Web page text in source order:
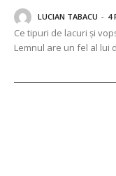
LUCIAN TABACU - 4
Ce tipuri de lacuri și
Lemnul are un fel al lui